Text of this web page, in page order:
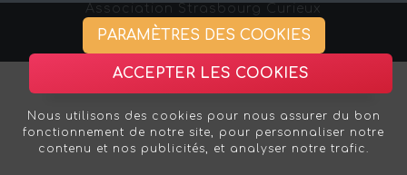
Association Strasbourg Curieux
PARAMÈTRES DES COOKIES
ACCEPTER LES COOKIES
Nous utilisons des cookies pour nous assurer du bon
fonctionnement de notre site, pour personnaliser notre
contenu et nos publicités, et analyser notre trafic.